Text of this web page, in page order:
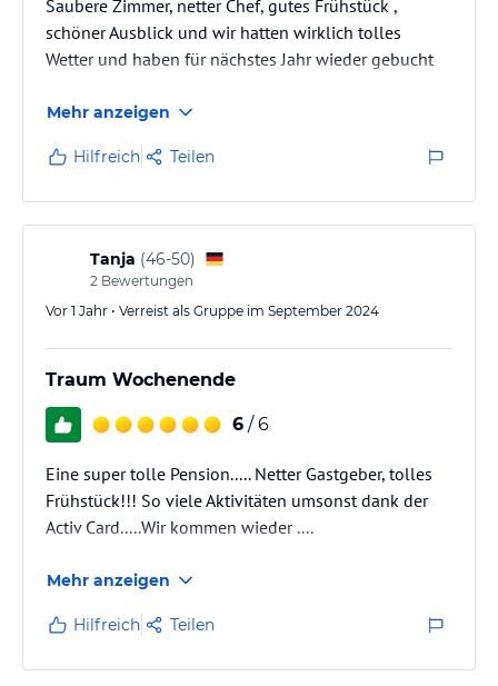
verschiedene Aktivitäten in Bodenmais lt. Aushang.
ohne Gewähr und ohne Prüfung durch HolidayCheck. Bitte
jeweiligen Veranstalters.
Saubere Zimmer, netter Chef, gutes Frühstück ,
schöner Ausblick und wir hatten wirklich tolles
Wetter und haben für nächstes Jahr wieder gebucht
Mehr anzeigen
Hilfreich Teilen
Tanja (46-50)
2 Bewertungen
Vor 1 Jahr • Verreist als Gruppe im September 2024
Traum Wochenende
6 / 6
Eine super tolle Pension..... Netter Gastgeber, tolles
Frühstück!!! So viele Aktivitäten umsonst dank der
Activ Card.....Wir kommen wieder ....
Mehr anzeigen
Hilfreich Teilen